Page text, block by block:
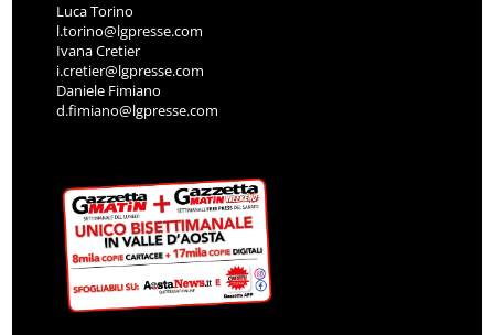
Luca Torino
l.torino@lgpresse.com
Ivana Cretier
i.cretier@lgpresse.com
Daniele Fimiano
d.fimiano@lgpresse.com